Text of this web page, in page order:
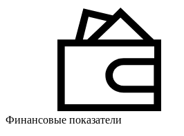
Финансовые показатели